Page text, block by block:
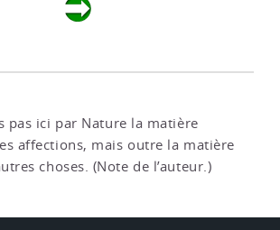
pas ici par Nature la matière
affections, mais outre la matière
choses. (Note de l’auteur.)